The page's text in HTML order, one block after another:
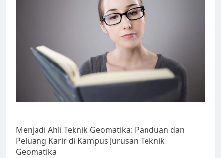
Menjadi Ahli Teknik Geomatika: Panduan dan
Peluang Karir di Kampus Jurusan Teknik
Geomatika